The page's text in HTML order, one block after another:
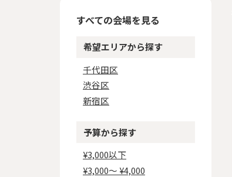
すべての会場を見る
希望エリアから探す
千代田区
渋谷区
新宿区
予算から探す
¥3,000以下
¥3,000〜 ¥4,000